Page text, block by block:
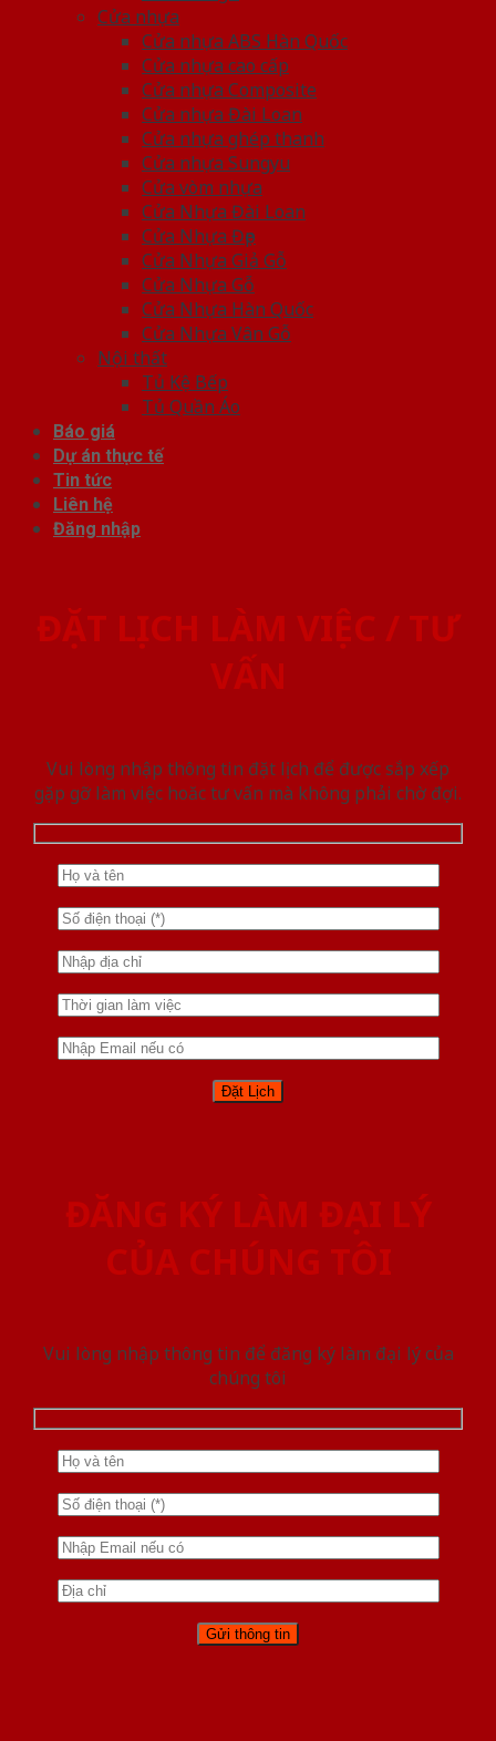
Cửa nhựa
Cửa nhựa ABS Hàn Quốc
Cửa nhựa cao cấp
Cửa nhựa Composite
Cửa nhựa Đài Loan
Cửa nhựa ghép thanh
Cửa nhựa Sungyu
Cửa vòm nhựa
Cửa Nhựa Đài Loan
Cửa Nhựa Đẹp
Cửa Nhựa Giả Gỗ
Cửa Nhựa Gỗ
Cửa Nhựa Hàn Quốc
Cửa Nhựa Vân Gỗ
Nội thất
Tủ Kệ Bếp
Tủ Quần Áo
Báo giá
Dự án thực tế
Tin tức
Liên hệ
Đăng nhập
ĐẶT LỊCH LÀM VIỆC / TƯ
VẤN
Vui lòng nhập thông tin đặt lịch để được sắp xếp
gặp gỡ làm việc hoăc tư vấn mà không phải chờ đợi.
ĐĂNG KÝ LÀM ĐẠI LÝ
CỦA CHÚNG TÔI
Vui lòng nhập thông tin để đăng ký làm đại lý của
chúng tôi